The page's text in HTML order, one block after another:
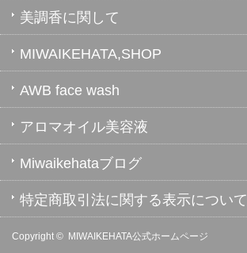
美調香に関して
MIWAIKEHATA,SHOP
AWB face wash
アロマオイル美容液
Miwaikehataブログ
特定商取引法に関する表示について
Copyright © MIWAIKEHATA公式ホームページ